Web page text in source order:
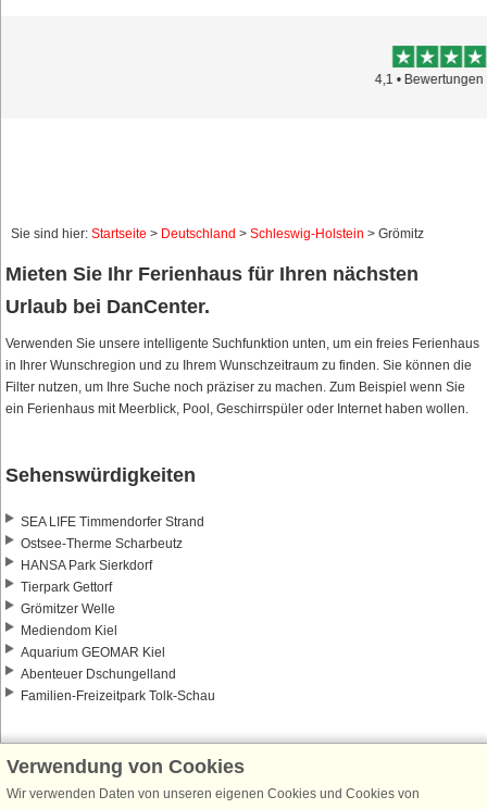
Trustpilot
Sie sind hier: Startseite > Deutschland > Schleswig-Holstein > Grömitz
Mieten Sie Ihr Ferienhaus für Ihren nächsten
Urlaub bei DanCenter.
Verwenden Sie unsere intelligente Suchfunktion unten, um ein freies Ferienhaus
in Ihrer Wunschregion und zu Ihrem Wunschzeitraum zu finden. Sie können die
Filter nutzen, um Ihre Suche noch präziser zu machen. Zum Beispiel wenn Sie
ein Ferienhaus mit Meerblick, Pool, Geschirrspüler oder Internet haben wollen.
Sehenswürdigkeiten
SEA LIFE Timmendorfer Strand
Ostsee-Therme Scharbeutz
HANSA Park Sierkdorf
Tierpark Gettorf
Grömitzer Welle
Mediendom Kiel
Aquarium GEOMAR Kiel
Abenteuer Dschungelland
Familien-Freizeitpark Tolk-Schau
Verwendung von Cookies
Wir verwenden Daten von unseren eigenen Cookies und Cookies von